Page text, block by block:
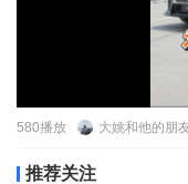
580播放 大姚和他的朋
推荐关注